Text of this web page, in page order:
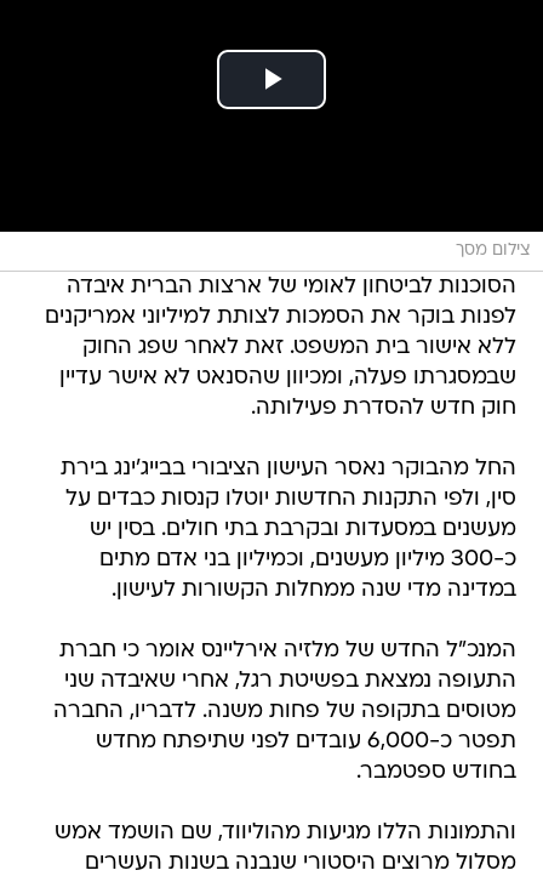
צילום מסך
הסוכנות לביטחון לאומי של ארצות הברית איבדה
לפנות בוקר את הסמכות לצותת למיליוני אמריקנים
ללא אישור בית המשפט. זאת לאחר שפג החוק
שבמסגרתו פעלה, ומכיוון שהסנאט לא אישר עדיין
חוק חדש להסדרת פעילותה.
החל מהבוקר נאסר העישון הציבורי בבייג'ינג בירת
סין, ולפי התקנות החדשות יוטלו קנסות כבדים על
מעשנים במסעדות ובקרבת בתי חולים. בסין יש
כ-300 מיליון מעשנים, וכמיליון בני אדם מתים
במדינה מדי שנה ממחלות הקשורות לעישון.
המנכ"ל החדש של מלזיה אירליינס אומר כי חברת
התעופה נמצאת בפשיטת רגל, אחרי שאיבדה שני
מטוסים בתקופה של פחות משנה. לדבריו, החברה
תפטר כ-6,000 עובדים לפני שתיפתח מחדש
בחודש ספטמבר.
והתמונות הללו מגיעות מהוליווד, שם הושמד אמש
מסלול מרוצים היסטורי שנבנה בשנות העשרים